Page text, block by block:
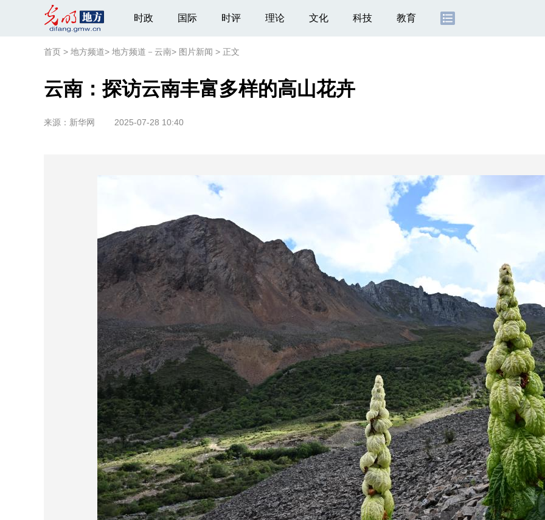
时政 国际 时评 理论 文化 科技 教育
首页 > 地方频道> 地方频道－云南> 图片新闻 > 正文
云南：探访云南丰富多样的高山花卉
来源： 新华网 2025-07-28 10:40